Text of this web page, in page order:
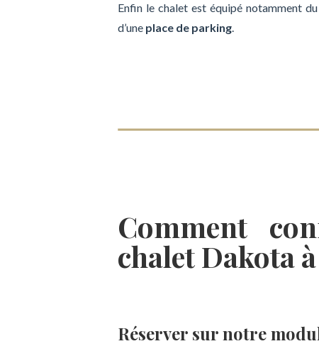
Enfin le chalet est équipé notamment
d’une place de parking.
Comment
chalet Dakota
Réserver sur notre